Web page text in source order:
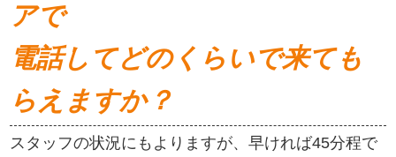
アで
電話してどのくらいで来ても
らえますか？
スタッフの状況にもよりますが、早ければ45分程で